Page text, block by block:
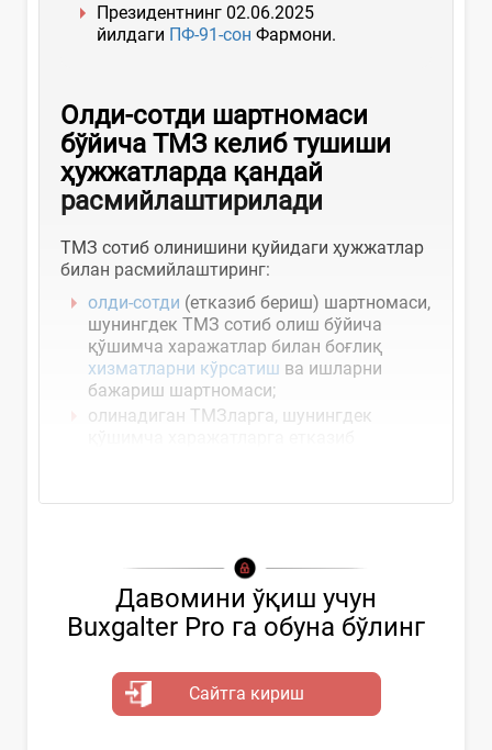
Президентнинг 02.06.2025
йилдаги ПФ-91-сон Фармони.
Олди-сотди шартномаси
бўйича ТМЗ келиб тушиши
ҳужжатларда қандай
расмийлаштирилади
ТМЗ сотиб олинишини қуйидаги ҳужжатлар
билан расмийлаштиринг:
олди-сотди (етказиб бериш) шартномаси,
шунингдек ТМЗ сотиб олиш бўйича
қўшимча харажатлар билан боғлиқ
хизматларни кўрсатиш ва ишларни
бажариш шартномаси;
олинадиган ТМЗларга, шунингдек
Давомини ўқиш учун
Buxgalter Pro га обуна бўлинг
Сайтга кириш